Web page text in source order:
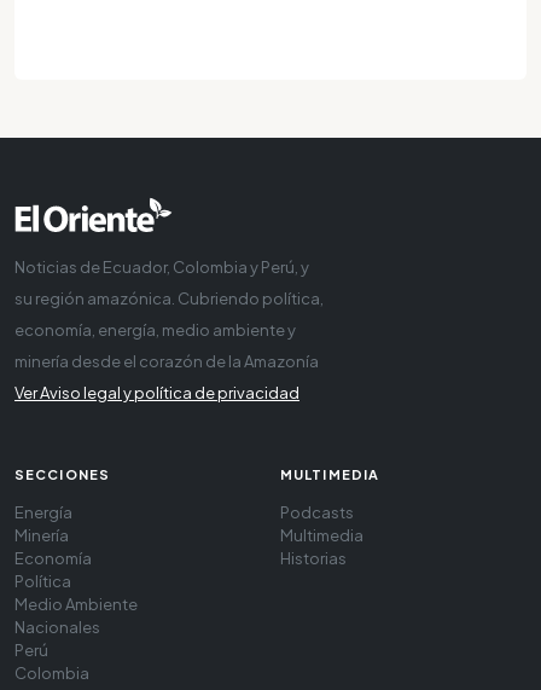
Noticias de Ecuador, Colombia y Perú, y
su región amazónica. Cubriendo política,
economía, energía, medio ambiente y
minería desde el corazón de la Amazonía
Ver Aviso legal y política de privacidad
SECCIONES
Energía
Minería
Economía
Política
Medio Ambiente
Nacionales
Perú
Colombia
MULTIMEDIA
Podcasts
Multimedia
Historias